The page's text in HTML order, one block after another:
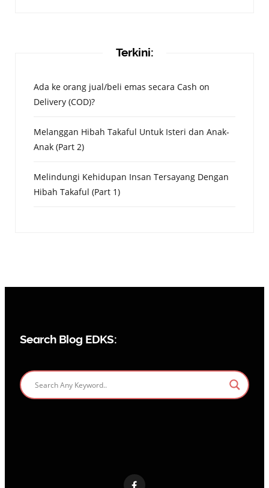
Terkini:
Ada ke orang jual/beli emas secara Cash on
Delivery (COD)?
Melanggan Hibah Takaful Untuk Isteri dan Anak-
Anak (Part 2)
Melindungi Kehidupan Insan Tersayang Dengan
Hibah Takaful (Part 1)
Search Blog EDKS: